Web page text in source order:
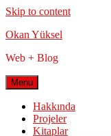
Skip to content
Okan Yüksel
Web + Blog
Menu
Hakkında
Projeler
Kitaplar